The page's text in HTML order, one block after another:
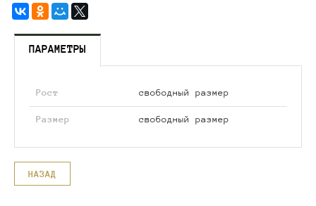
ПАРАМЕТРЫ
Рост свободный размер
Размер свободный размер
НАЗАД